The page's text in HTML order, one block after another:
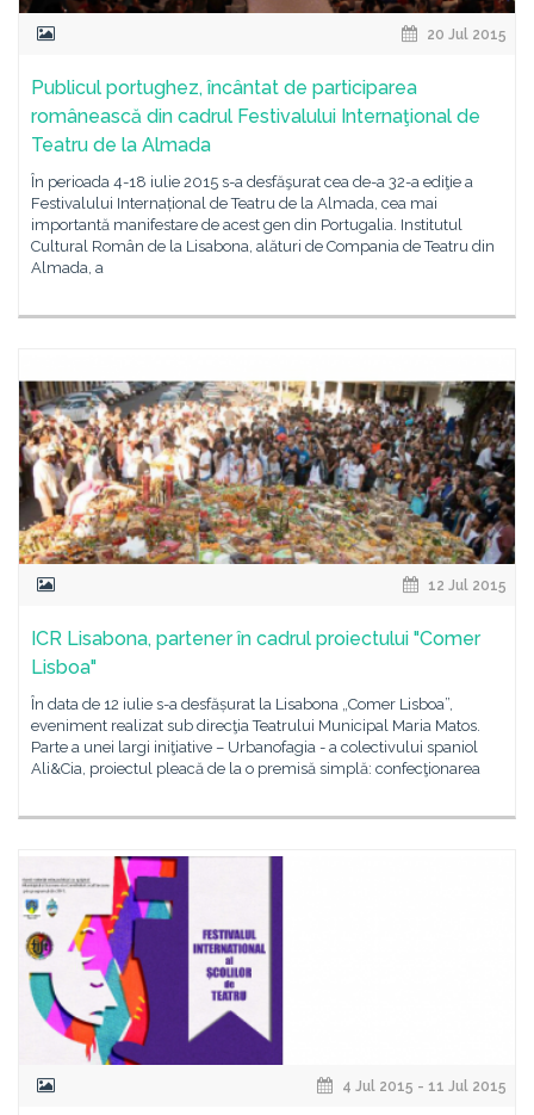
20 Jul 2015
Publicul portughez, încântat de participarea
românească din cadrul Festivalului Internaţional de
Teatru de la Almada
În perioada 4-18 iulie 2015 s-a desfăşurat cea de-a 32-a ediţie a
Festivalului Internațional de Teatru de la Almada, cea mai
importantă manifestare de acest gen din Portugalia. Institutul
Cultural Român de la Lisabona, alături de Compania de Teatru din
Almada, a
12 Jul 2015
ICR Lisabona, partener în cadrul proiectului "Comer
Lisboa"
În data de 12 iulie s-a desfășurat la Lisabona „Comer Lisboa”,
eveniment realizat sub direcţia Teatrului Municipal Maria Matos.
Parte a unei largi iniţiative – Urbanofagia - a colectivului spaniol
Ali&Cia, proiectul pleacă de la o premisă simplă: confecţionarea
4 Jul 2015 - 11 Jul 2015